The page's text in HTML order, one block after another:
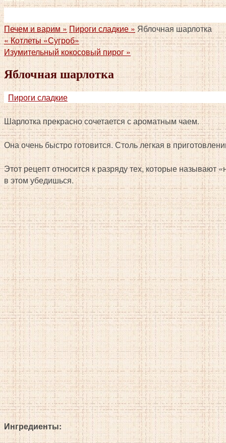
Печем и варим » Пироги сладкие »Яблочная шарлотка
«Котлеты «Сугроб»
Изумительный кокосовый пирог »
Яблочная шарлотка
Пироги сладкие
Шарлотка прекрасно сочетается с ароматным чаем.
Она очень быстро готовится. Столь легкая в
Этот рецепт относится к разряду тех, которые называют
в этом убедишься.
Ингредиенты: